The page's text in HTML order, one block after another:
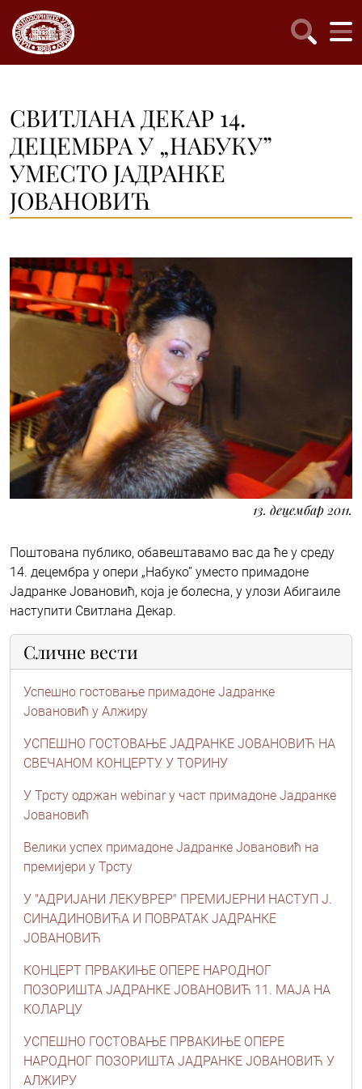
СВИТЛАНА ДЕКАР 14.
ДЕЦЕМБРА У „НАБУКУ”
УМЕСТО ЈАДРАНКЕ
ЈОВАНОВИЋ
13. децембар 2011.
Поштована публико, обавештавамо вас да ће у среду
14. децембра у опери „Набуко” уместо примадоне
Јадранке Јовановић, која је болесна, у улози Абигаиле
наступити Свитлана Декар.
Сличне вести
Успешно гостовање примадоне Јадранке
Јовановић у Алжиру
УСПЕШНО ГОСТОВАЊЕ ЈАДРАНКЕ ЈОВАНОВИЋ НА
СВЕЧАНОМ КОНЦЕРТУ У ТОРИНУ
У Трсту одржан webinar у част примадоне Јадранке
Јовановић
Велики успех примадоне Јадранке Јовановић на
премијери у Трсту
У "АДРИЈАНИ ЛЕКУВРЕР" ПРЕМИЈЕРНИ НАСТУП Ј.
СИНАДИНОВИЋА И ПОВРАТАК ЈАДРАНКЕ
ЈОВАНОВИЋ
КОНЦЕРТ ПРВАКИЊЕ ОПЕРЕ НАРОДНОГ
ПОЗОРИШТА ЈАДРАНКЕ ЈОВАНОВИЋ 11. МАЈА НА
КОЛАРЦУ
УСПЕШНО ГОСТОВАЊЕ ПРВАКИЊЕ ОПЕРЕ
НАРОДНОГ ПОЗОРИШТА ЈАДРАНКЕ ЈОВАНОВИЋ У
АЛЖИРУ